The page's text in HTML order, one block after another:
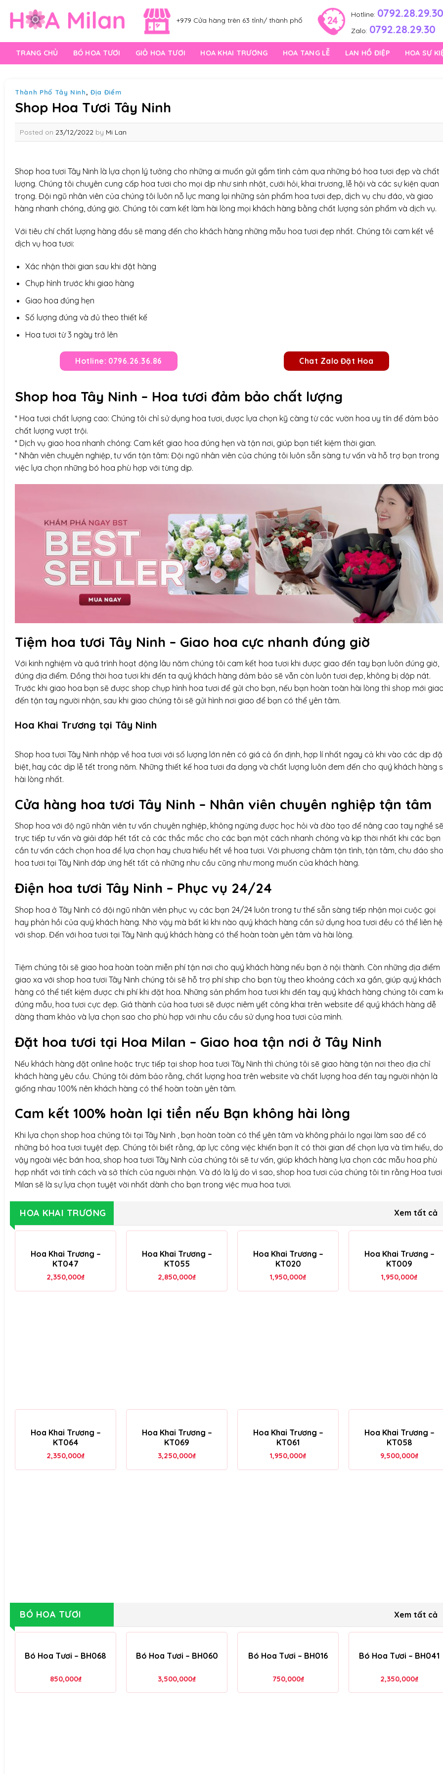
content
+979 Cửa hàng trên 63 tỉnh/ thành phố
Hotline:
Zalo: 0792.28.29.30
TRANG CHỦ BÓ HOA TƯƠI GIỎ HOA TƯƠI HOA KHAI TRƯƠNG HOA TANG LỄ LAN HỒ ĐIỆP HOA SỰ
Thành Phố Tây Ninh,Địa Điểm
Shop Hoa Tươi Tây Ninh
Posted on 23/12/2022 by Mi Lan
Shop hoa tươi Tây Ninh là lựa chọn lý tưởng cho những ai muốn gửi gắm tình cảm qua những bó hoa tươi đẹp và chất
lượng. Chúng tôi chuyên cung cấp hoa tươi cho mọi dịp như sinh nhật, cưới hỏi, khai trương, lễ hội và các sự kiện quan
trọng. Đội ngũ nhân viên của chúng tôi luôn nỗ lực mang lại những sản phẩm hoa tươi đẹp, dịch vụ chu đáo, và giao
hàng nhanh chóng, đúng giờ. Chúng tôi cam kết làm hài lòng mọi khách hàng bằng chất lượng sản phẩm và dịch vụ.
Với tiêu chí chất lượng hàng đầu sẽ mang đến cho khách hàng những mẫu hoa tươi đẹp nhất. Chúng tôi cam kết về
dịch vụ hoa tươi:
Xác nhận thời gian sau khi đặt hàng
Chụp hình trước khi giao hàng
Giao hoa đúng hẹn
Số lượng đúng và đủ theo thiết kế
Hoa tươi từ 3 ngày trở lên
Hotline: 0796.26.36.86 Chat Zalo Đặt Hoa
Shop hoa Tây Ninh – Hoa tươi đảm bảo chất lượng
* Hoa tươi chất lượng cao: Chúng tôi chỉ sử dụng hoa tươi, được lựa chọn kỹ càng từ các vườn hoa uy tín để đảm bảo
chất lượng vượt trội.
* Dịch vụ giao hoa nhanh chóng: Cam kết giao hoa đúng hẹn và tận nơi, giúp bạn tiết kiệm thời gian.
* Nhân viên chuyên nghiệp, tư vấn tận tâm: Đội ngũ nhân viên của chúng tôi luôn sẵn sàng tư vấn và hỗ trợ bạn trong
việc lựa chọn những bó hoa phù hợp với từng dịp.
Tiệm hoa tươi Tây Ninh – Giao hoa cực nhanh đúng giờ
Với kinh nghiệm và quá trình hoạt động lâu năm chúng tôi cam kết hoa tươi khi được giao đến tay bạn luôn đúng giờ,
đúng địa điểm. Đồng thời hoa tươi khi đến ta quý khách hàng đảm bảo sẽ vẫn còn luôn tươi đẹp, không bị dập nát.
Trước khi giao hoa bạn sẽ được shop chụp hình hoa tươi để gửi cho bạn, nếu bạn hoàn toàn hài lòng thì shop mới
đến tận tay người nhận, sau khi giao chúng tôi sẽ gửi hình nơi giao để bạn có thể yên tâm.
Hoa Khai Trương tại Tây Ninh
Shop hoa tươi Tây Ninh nhập về hoa tươi với số lượng lớn nên có giá cả ổn định, hợp lí nhất ngay cả khi vào các dịp
biệt, hay các dịp lễ tết trong năm. Những thiết kế hoa tươi đa dạng và chất lượng luôn đem đến cho quý khách hàng
hài lòng nhất.
Cửa hàng hoa tươi Tây Ninh – Nhân viên chuyên nghiệp tận tâm
Shop hoa với độ ngũ nhân viên tư vấn chuyên nghiệp, không ngừng được học hỏi và đào tạo để nâng cao tay nghề sẽ
trực tiếp tư vấn và giải đáp hết tất cả các thắc mắc cho các bạn một cách nhanh chóng và kịp thời nhất khi các bạn
cần tư vấn cách chọn hoa để lựa chọn hay chưa hiểu hết về hoa tươi. Với phương châm tận tình, tận tâm, chu đáo
hoa tươi tại Tây Ninh đáp ứng hết tất cả những nhu cầu cũng như mong muốn của khách hàng.
Điện hoa tươi Tây Ninh – Phục vụ 24/24
Shop hoa ở Tây Ninh có đội ngũ nhân viên phục vụ các bạn 24/24 luôn trong tư thế sẵn sàng tiếp nhận mọi cuộc gọi
hay phản hồi của quý khách hàng. Nhờ vậy mà bất kì khi nào quý khách hàng cần sử dụng hoa tươi đều có thể liên hệ
với shop. Đến với hoa tươi tại Tây Ninh quý khách hàng có thể hoàn toàn yên tâm và hài lòng.
Tiệm chúng tôi sẽ giao hoa hoàn toàn miễn phí tận nơi cho quý khách hàng nếu bạn ở nội thành. Còn những địa điểm
giao xa với shop hoa tươi Tây Ninh chúng tôi sẽ hỗ trợ phí ship cho bạn tùy theo khoảng cách xa gần, giúp quý khách
hàng có thể tiết kiệm được chi phí khi đặt hoa. Những sản phẩm hoa tươi khi đến tay quý khách hàng chúng tôi cam
đúng mẫu, hoa tươi cực đẹp. Giá thành của hoa tươi sẽ được niêm yết công khai trên website để quý khách hàng dễ
dàng tham khảo và lựa chọn sao cho phù hợp với nhu cầu cầu sử dụng hoa tươi của mình.
Đặt hoa tươi tại Hoa Milan – Giao hoa tận nơi ở Tây Ninh
Nếu khách hàng đặt online hoặc trực tiếp tại shop hoa tươi Tây Ninh thì chúng tôi sẽ giao hàng tận nơi theo địa chỉ
khách hàng yêu cầu. Chúng tôi đảm bảo rằng, chất lượng hoa trên website và chất lượng hoa đến tay người nhận là
giống nhau 100% nên khách hàng có thể hoàn toàn yên tâm.
Cam kết 100% hoàn lại tiền nếu Bạn không hài lòng
Khi lựa chọn shop hoa chúng tôi tại Tây Ninh , bạn hoàn toàn có thể yên tâm và không phải lo ngại làm sao để có
những bó hoa tươi tuyệt đẹp. Chúng tôi biết rằng, áp lực công việc khiến bạn ít có thời gian để chọn lựa và tìm hiểu, do
vậy ngoài việc bán hoa, shop hoa tươi Tây Ninh của chúng tôi sẽ tư vấn, giúp khách hàng lựa chọn các mẫu hoa phù
hợp nhất với tính cách và sở thích của người nhận. Và đó là lý do vì sao, shop hoa tươi của chúng tôi tin rằng Hoa tươi
Milan sẽ là sự lựa chọn tuyệt vời nhất dành cho bạn trong việc mua hoa tươi.
HOA KHAI TRƯƠNG Xem tất cả
Hoa Khai Trương –
KT047
2,350,000₫
Hoa Khai Trương –
KT055
2,850,000₫
Hoa Khai Trương –
KT020
1,950,000₫
Hoa Khai Trương –
KT009
1,950,000₫
Hoa Khai Trương –
KT064
2,350,000₫
Hoa Khai Trương –
KT069
3,250,000₫
Hoa Khai Trương –
KT061
1,950,000₫
Hoa Khai Trương –
KT058
9,500,000₫
BÓ HOA TƯƠI Xem tất cả
Bó Hoa Tươi – BH068
850,000₫
Bó Hoa Tươi – BH060
3,500,000₫
Bó Hoa Tươi – BH016
750,000₫
Bó Hoa Tươi – BH041
2,350,000₫